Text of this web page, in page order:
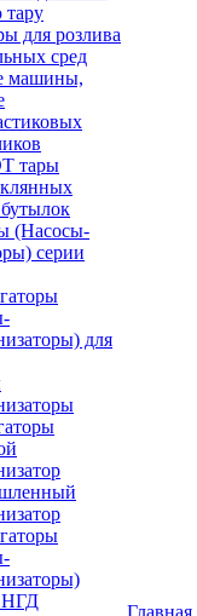
для розлива
сред
машины,
тары
(Насосы-
серии
для
НГД
Главная